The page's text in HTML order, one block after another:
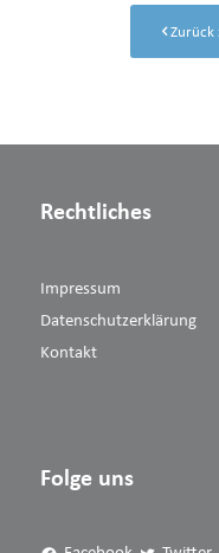
Zurück
Rechtliches
Impressum
Datenschutzerklärung
Kontakt
Folge uns